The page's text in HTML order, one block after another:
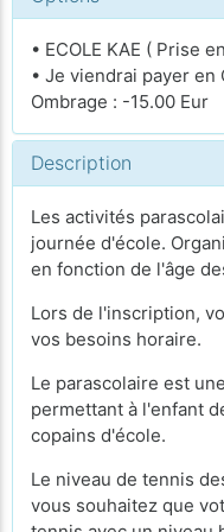
• ECOLE KAE ( Prise
• Je viendrai payer en
Ombrage : -15.00 Eur
Description
Les activités
journée d'école.
en fonction de l'âge
Lors de l'inscription,
vos besoins horaire.
Le parascolaire est
permettant à l'enfant
copains d'école.
Le niveau de tennis
vous souhaitez que